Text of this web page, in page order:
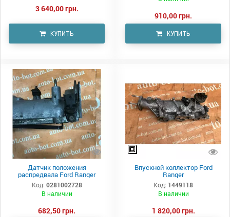
3 640,00 грн.
КУПИТЬ
910,00 грн.
КУПИТЬ
Датчик положения
распредвала Ford Ranger
Код: 0281002728
В наличии
682,50 грн.
Впускной коллектор Ford
Ranger
Код: 1449118
В наличии
1 820,00 грн.